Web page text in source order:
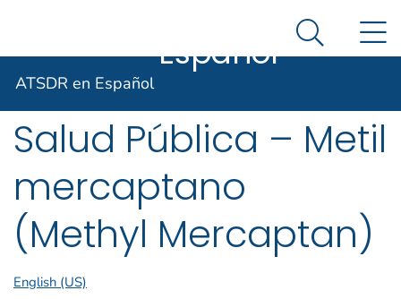
Agencia para Sustancias
ATSDR en
Español Search
ATSDR en Español
Resúmenes de
Salud Pública – Metil
mercaptano
(Methyl Mercaptan)
English (US)